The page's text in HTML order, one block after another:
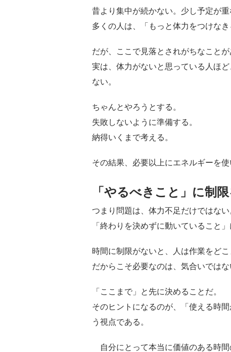
昔より集中が続かない。少し予定が
多くの人は、「もっと体力をつけなき
だが、ここで見落とされがちなことが
実は、体力がないと思っている人ほ
ない。
ちゃんとやろうとする。
失敗しないように準備する。
納得いくまで考える。
その結果、必要以上にエネルギーを
「やるべきこと」に制
つまり問題は、体力不足だけではない
「終わりを決めずに動いていること」
時間に制限がないと、人は作業をどこ
だからこそ必要なのは、気合いではな
「ここまで」と先に決めることだ。
そのヒントになるのが、「使える時
う視点である。
自分にとって本当に価値のある時間